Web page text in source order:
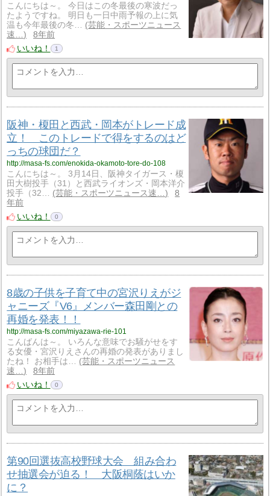
こんにちは～。 今日はこの冬最後の寒波だっ
たようですね。 明日も一日中雨予報の上に気
温も今年最後の冬…
芸能・スポーツニュース
速…
8年前
いいね！
1
阪神・榎田と西武・岡本がトレード成
立！ このトレードで得をするのはど
っちの球団だ？
http://masa-fs.com/enokida-okamoto-tore-do-108
こんにちは～。 3月14日、阪神タイガース・榎
田大樹投手（31）と西武ライオンズ・岡本洋介
投手（32…
芸能・スポーツニュース速…
8
年前
いいね！
0
8歳の子供を子育て中の宮沢りえがジ
ャニーズ『V6』メンバー森田剛との
再婚を発表！！
http://masa-fs.com/miyazawa-rie-101
こんばんは～。 いろんな意味でお騒がせをす
る女優・宮沢りえさんの再婚の発表がありまし
たね！ お相手は…
芸能・スポーツニュース
速…
8年前
いいね！
0
第90回選抜高校野球大会 組み合わ
せ抽選会が迫る！ 大阪桐蔭はいか
に？